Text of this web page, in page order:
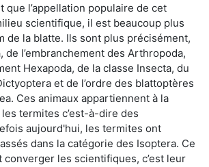
que l’appellation populaire de cet
scientifique, il est beaucoup plus
de la blatte. Ils sont plus précisément,
de l’embranchement des Arthropoda,
Hexapoda, de la classe Insecta, du
et de l’ordre des blattoptères
Ces animaux appartiennent à la
termites c’est-à-dire des
aujourd'hui, les termites ont
dans la catégorie des Isoptera. Ce
converger les scientifiques, c’est leur